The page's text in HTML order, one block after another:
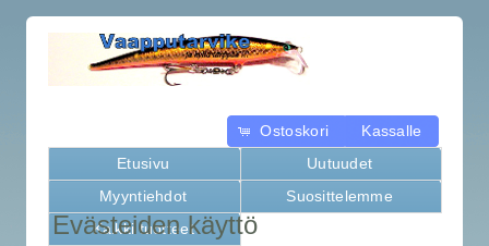
Ostoskori
Kassalle
Etusivu
Uutuudet
Myyntiehdot
Suosittelemme
Kaikki tuotteet
Evästeiden käyttö